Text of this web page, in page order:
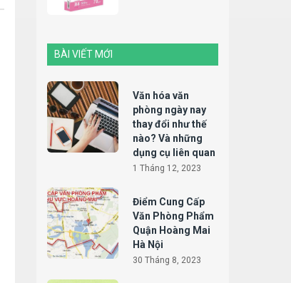
BÀI VIẾT MỚI
Văn hóa văn
phòng ngày nay
thay đổi như thế
nào? Và những
dụng cụ liên quan
1 Tháng 12, 2023
Điểm Cung Cấp
Văn Phòng Phẩm
Quận Hoàng Mai
Hà Nội
30 Tháng 8, 2023